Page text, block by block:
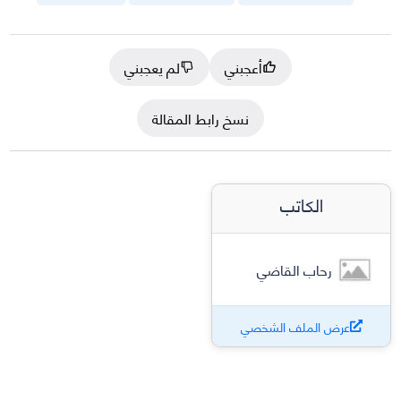
أعجبني
لم يعجبني
نسخ رابط المقالة
الكاتب
رحاب القاضي
عرض الملف الشخصي